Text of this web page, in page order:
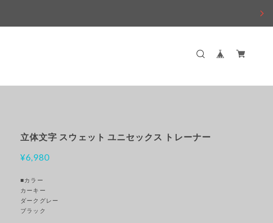
立体文字 スウェット ユニセックス トレーナー
¥6,980
■カラー
カーキー
ダークグレー
ブラック